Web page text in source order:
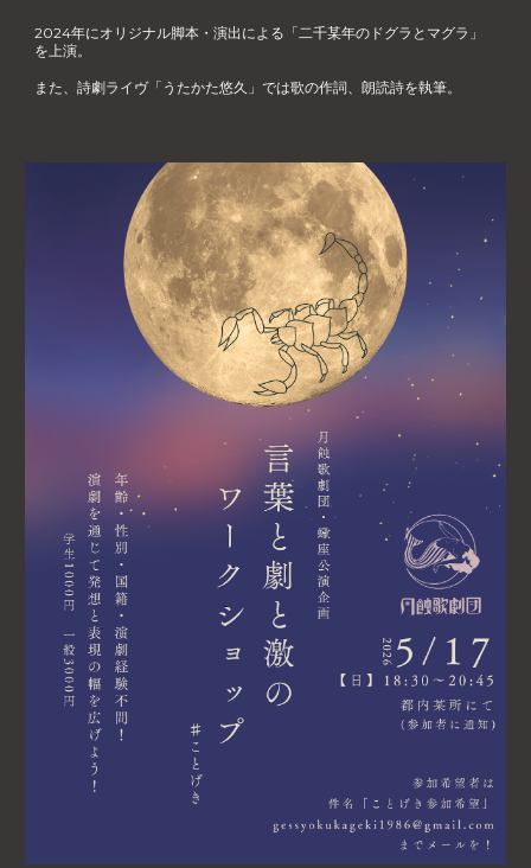
2024年にオリジナル脚本・演出による「二千某年のドグラとマグラ」
を上演。
また、詩劇ライヴ「うたかた悠久」では歌の作詞、朗読詩を執筆。